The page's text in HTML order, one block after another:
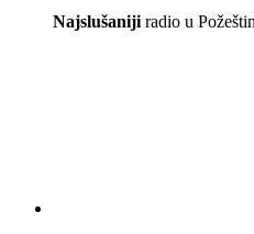
Najslušaniji radio u